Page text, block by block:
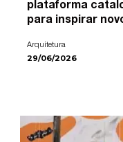
plataforma
para inspirar
Arquitetura
29/06/2026